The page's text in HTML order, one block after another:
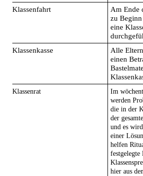
Klassenfahrt
Am Ende
zu
eine
Klassenkasse
Alle
einen
Klassenrat
Im
werden
die in der
der
und es
einer
helfen
festgelegte
hier aus